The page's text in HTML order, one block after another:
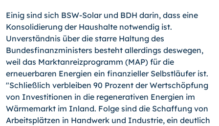
Einig sind sich BSW-Solar und BDH darin, dass eine
Konsolidierung der Haushalte notwendig ist.
Unverständnis über die starre Haltung des
Bundesfinanzministers besteht allerdings deswegen,
weil das Marktanreizprogramm (MAP) für die
erneuerbaren Energien ein finanzieller Selbstläufer ist.
"Schließlich verbleiben 90 Prozent der Wertschöpfung
von Investitionen in die regenerativen Energien im
Wärmemarkt im Inland. Folge sind die Schaffung von
Arbeitsplätzen in Handwerk und Industrie, ein deutlich